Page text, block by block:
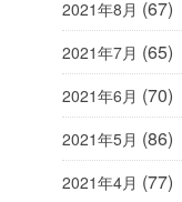
2021年8月 (67)
2021年7月 (65)
2021年6月 (70)
2021年5月 (86)
2021年4月 (77)